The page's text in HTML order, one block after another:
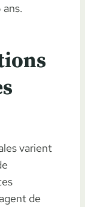
varient
de